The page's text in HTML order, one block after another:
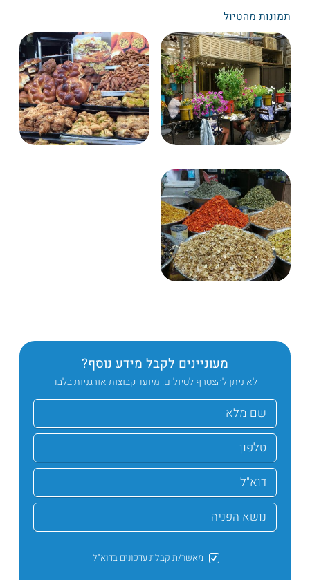
תמונות מהטיול
מעוניינים לקבל מידע נוסף?
לא ניתן להצטרף לטיולים. מיועד קבוצות אורגניות בלבד
מאשר/ת קבלת עדכונים בדוא"ל